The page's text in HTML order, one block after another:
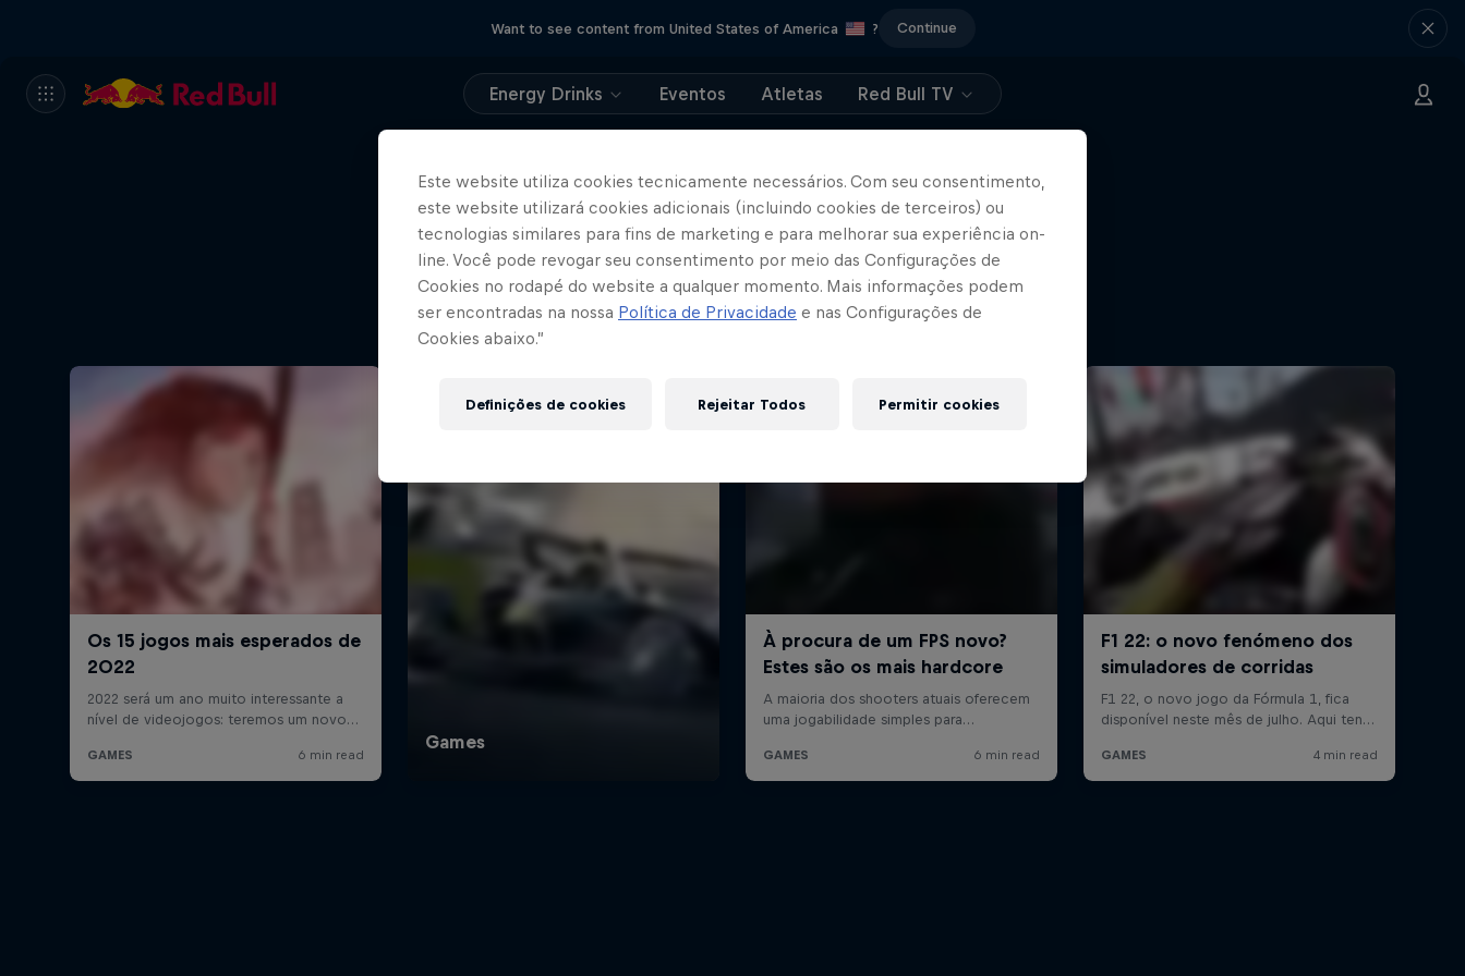
Want to see content from United States of America ? Continue
Energy Drinks Eventos Atletas Red Bull TV
Mais
Este website utiliza cookies tecnicamente necessários. Com seu consentimento,
este website utilizará cookies adicionais (incluindo cookies de terceiros) ou
tecnologias similares para fins de marketing e para melhorar sua experiência on-
line. Você pode revogar seu consentimento por meio das Configurações de
Cookies no rodapé do website a qualquer momento. Mais informações podem
ser encontradas na nossa Política de Privacidade e nas Configurações de
Cookies abaixo.”
Definições de cookies Rejeitar Todos Permitir cookies